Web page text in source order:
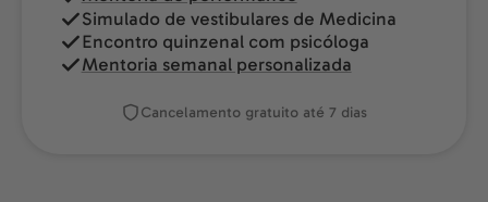
Simulado de vestibulares de Medicina
Encontro quinzenal com psicóloga
Mentoria semanal personalizada
Cancelamento gratuito até 7 dias